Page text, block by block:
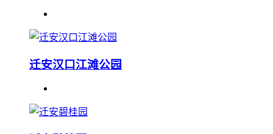
迁安汉口江滩公园